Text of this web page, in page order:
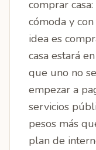
comprar
cómoda y
idea es
casa estará
que uno no
empezar a
servicios
pesos más
plan de